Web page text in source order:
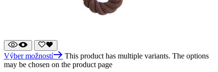
Výber možností
This product has multiple variants. The options
may be chosen on the product page